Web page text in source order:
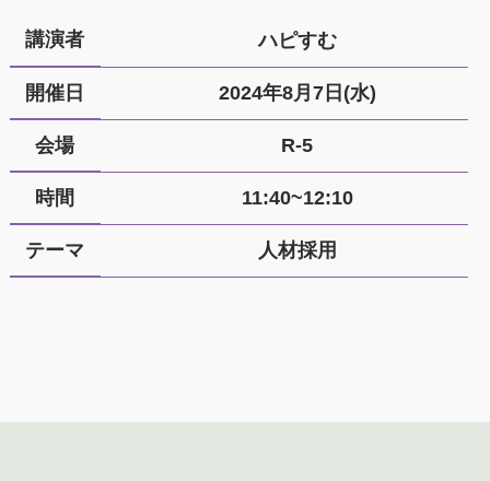
講演者 ハピすむ
開催日 2024年8月7日(水)
会場 R-5
時間 11:40~12:10
テーマ 人材採用